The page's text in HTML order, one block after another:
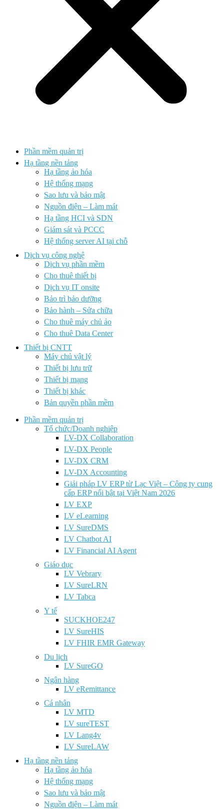
Phần mềm quản trị
Hạ tầng nền tảng
Hạ tầng ảo hóa
Hệ thống mạng
Sao lưu và bảo mật
Nguồn điện – Làm mát
Hạ tầng HCI và SDN
Giám sát và PCCC
Hệ thống server AI tại chỗ
Dịch vụ công nghệ
Dịch vụ phần mềm
Cho thuê thiết bị
Dịch vụ IT onsite
Bảo trì bảo dưỡng
Bảo hành – Sửa chữa
Cho thuê máy chủ ảo
Cho thuê Data Center
Thiết bị CNTT
Máy chủ vật lý
Thiết bị lưu trữ
Thiết bị mạng
Thiết bị khác
Bản quyền phần mềm
Phần mềm quản trị
Tổ chức/Doanh nghiệp
LV-DX Collaboration
LV-DX People
LV-DX CRM
LV-DX Accounting
Giải pháp LV ERP từ Lạc Việt – Công ty cung
cấp ERP nổi bật tại Việt Nam 2026
LV EXP
LV eLearning
LV SureDMS
LV Chatbot AI
LV Financial AI Agent
Giáo dục
LV Vebrary
LV SureLRN
LV Tabca
Y tế
SUCKHOE247
LV SureHIS
LV FHIR EMR Gateway
Du lịch
LV SureGO
Ngân hàng
LV eRemittance
Cá nhân
LV MTD
LV sureTEST
LV Lang4v
LV SureLAW
Hạ tầng nền tảng
Hạ tầng ảo hóa
Hệ thống mạng
Sao lưu và bảo mật
Nguồn điện – Làm mát